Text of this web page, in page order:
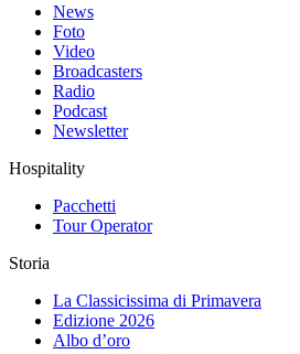
News
Foto
Video
Broadcasters
Radio
Podcast
Newsletter
Hospitality
Pacchetti
Tour Operator
Storia
La Classicissima di Primavera
Edizione 2026
Albo d’oro